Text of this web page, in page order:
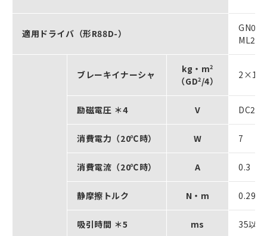
適用ドライバ（形R88D-）
ML2
ブレーキイナーシャ kg・m2
（GD2/4）
2×10
励磁電圧 ＊4 V
消費電力（20℃時） W 7
消費電流（20℃時） A 0.3
静摩擦トルク N・m 0.29以
吸引時間 ＊5 ms 35以下